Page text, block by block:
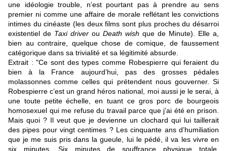
une idéologie trouble, n’est pourtant pas à prendre au sens
premier ni comme une affaire de morale reflétant les convictions
intimes du cinéaste (les deux films sont plus proches du désarroi
existentiel de Taxi driver ou Death wish que de Minute). Elle a,
bien au contraire, quelque chose de comique, de faussement
catégorique dans sa trivialité et sa légitimité absurde.
Extrait : "Ce sont des types comme Robespierre qui feraient du
bien à la France aujourd’hui, pas des grosses pédales
molassonnes comme celles qui prétendent nous gouverner. Si
Robespierre c’est un grand héros national, moi aussi je le serai, à
une toute petite échelle, en tuant ce gros porc de bourgeois
homosexuel qui me refuse du travail parce que j’ai été en prison.
Mais quoi ? Il veut que je devienne un clochard qui lui taillerait
des pipes pour vingt centimes ? Les cinquante ans d’humiliation
que je me suis pris dans la gueule, lui le pédé, il va les vivre en
six minutes. Six minutes de souffrance physique totale.